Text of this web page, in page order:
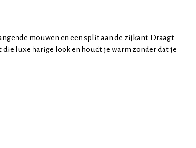
mouwen en een split aan de zijkant. Draagt
luxe harige look en houdt je warm zonder dat je